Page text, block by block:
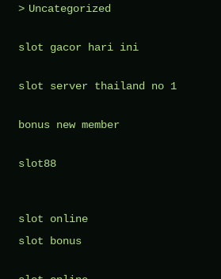
Uncategorized
slot gacor hari ini
slot server thailand no 1
bonus new member
slot88
slot online
slot bonus